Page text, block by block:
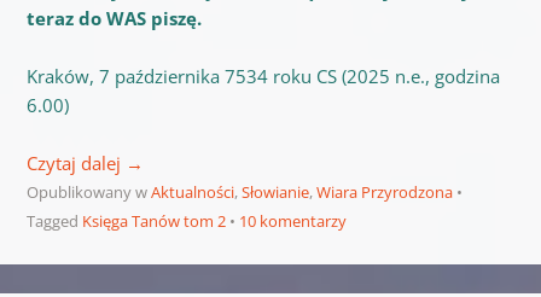
teraz do WAS piszę.
Kraków, 7 października 7534 roku CS (2025 n.e., godzina
6.00)
Czytaj dalej →
Opublikowany wAktualności,Słowianie,Wiara Przyrodzona
Tagged Księga Tanów tom 2 10 komentarzy